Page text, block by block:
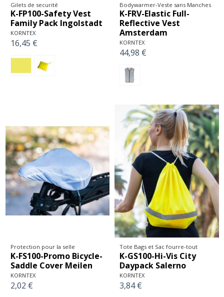
Gilets de securité
K-FP100-Safety Vest
Family Pack Ingolstadt
KORNTEX
16,45 €
Bodywarmer-Veste sans Manches
K-FRV-Elastic Full-
Reflective Vest
Amsterdam
KORNTEX
44,98 €
Protection pour la selle
K-FS100-Promo Bicycle-
Saddle Cover Meilen
KORNTEX
2,02 €
Tote Bags et Sac fourre-tout
K-GS100-Hi-Vis City
Daypack Salerno
KORNTEX
3,84 €